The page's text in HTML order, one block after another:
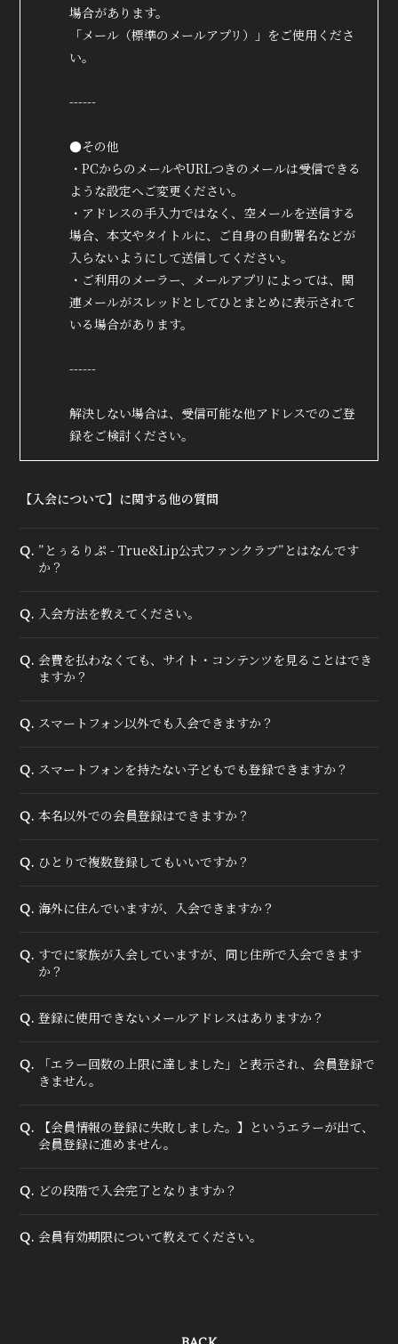
場合があります。
「メール（標準のメールアプリ）」をご使用くださ
い。
------
●その他
・PCからのメールやURLつきのメールは受信できる
ような設定へご変更ください。
・アドレスの手入力ではなく、空メールを送信する
場合、本文やタイトルに、ご自身の自動署名などが
入らないようにして送信してください。
・ご利用のメーラー、メールアプリによっては、関
連メールがスレッドとしてひとまとめに表示されて
いる場合があります。
------
解決しない場合は、受信可能な他アドレスでのご登
録をご検討ください。
【入会について】に関する他の質問
Q. ”とぅるりぷ - True&Lip公式ファンクラブ”とはなんです
か？
Q. 入会方法を教えてください。
Q. 会費を払わなくても、サイト・コンテンツを見ることはでき
ますか？
Q. スマートフォン以外でも入会できますか？
Q. スマートフォンを持たない子どもでも登録できますか？
Q. 本名以外での会員登録はできますか？
Q. ひとりで複数登録してもいいですか？
Q. 海外に住んでいますが、入会できますか？
Q. すでに家族が入会していますが、同じ住所で入会できます
か？
Q. 登録に使用できないメールアドレスはありますか？
Q.
「エラー回数の上限に達しました」と表示され、会員登録で
きません。
Q.
【会員情報の登録に失敗しました。】というエラーが出て、
会員登録に進めません。
Q. どの段階で入会完了となりますか？
Q. 会員有効期限について教えてください。